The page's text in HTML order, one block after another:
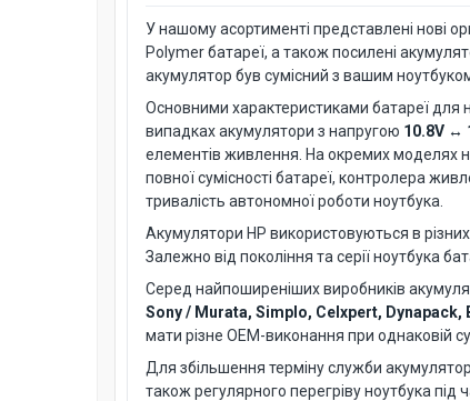
У нашому асортименті представлені нові
Polymer батареї, а також посилені
акумулятор був сумісний з вашим
Основними характеристиками батареї для
випадках акумулятори з напругою 10.8V ↔
елементів живлення. На окремих моделях
повної сумісності батареї, контролера
тривалість автономної роботи ноутбука.
Акумулятори HP використовуються в різних
Залежно від покоління та серії ноутбука
Серед найпоширеніших виробників
Sony / Murata, Simplo, Celxpert, Dynapack,
мати різне OEM-виконання при однаковій
Для збільшення терміну служби
також регулярного перегріву ноутбука під